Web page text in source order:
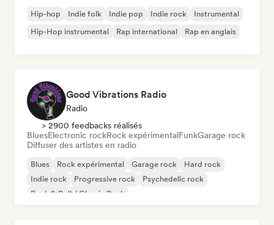
Hip-hop Indie folk Indie pop Indie rock
Instrumental
Hip-Hop instrumental
Rap international Rap en anglais
Good Vibrations Radio
Radio
> 2900 feedbacks réalisés
BluesElectronic rockRock expérimentalFunkGarage rock
Diffuser des artistes en radio
Blues Rock expérimental Garage rock
Hard rock
Indie rock
Progressive rock
Psychedelic rock
Rock & Roll / Classic Rock